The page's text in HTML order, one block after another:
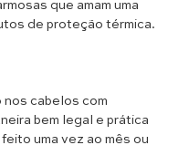
que amam uma
de proteção térmica.
nos cabelos com
bem legal e prática
uma vez ao mês ou